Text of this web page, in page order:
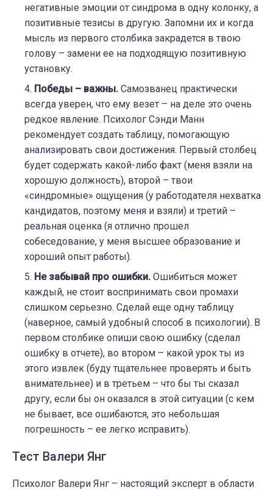
негативные эмоции от синдрома в одну колонку, а
позитивные тезисы в другую. Запомни их и когда
мысль из первого столбика закрадется в твою
голову – замени ее на подходящую позитивную
установку.
Победы – важны. Самозванец практически
всегда уверен, что ему везет – на деле это очень
редкое явление. Психолог Сэнди Манн
рекомендует создать таблицу, помогающую
анализировать свои достижения. Первый столбец
будет содержать какой-либо факт (меня взяли на
хорошую должность), второй – твои
«синдромные» ощущения (у работодателя нехватка
кандидатов, поэтому меня и взяли) и третий –
реальная оценка (я отлично прошел
собеседование, у меня высшее образование и
хороший опыт работы).
Не забывай про ошибки. Ошибиться может
каждый, не стоит воспринимать свои промахи
слишком серьезно. Сделай еще одну таблицу
(наверное, самый удобный способ в психологии). В
первом столбике опиши свою ошибку (сделал
ошибку в отчете), во втором – какой урок ты из
этого извлек (буду тщательнее проверять и быть
внимательнее) и в третьем – что бы ты сказал
другу, если бы он оказался в этой ситуации (с кем
не бывает, все ошибаются, это небольшая
погрешность – ее легко исправить).
Тест Валери Янг
Психолог Валери Янг – настоящий эксперт в области